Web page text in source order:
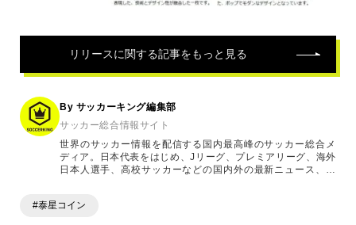
リリースに関する記事をもっと見る
By サッカーキング編集部
サッカー総合情報サイト
世界のサッカー情報を配信する国内最高峰のサッカー総合メ
ディア。日本代表をはじめ、Jリーグ、プレミアリーグ、海外
日本人選手、高校サッカーなどの国内外の最新ニュース、コ
ます。「X」「Instagram」「YouTube」「TikTok」など、
#泰星コイン